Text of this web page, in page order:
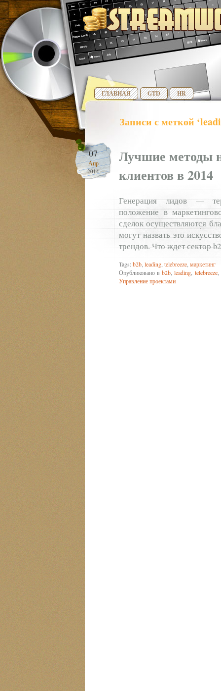
ГЛАВНАЯ GTD HR
Записи с меткой
07
Апр
2014
Лучшие методы
клиентов в 2014
Генерация лидов —
положение в
сделок осуществляются
могут назвать это
трендов. Что ждет сектор
Tags: b2b leading telebreeze маркетинг
Опубликовано вb2b ,leading telebreeze,
Управление проектами